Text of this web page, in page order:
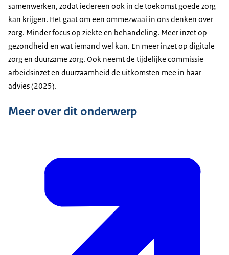
samenwerken, zodat iedereen ook in de toekomst goede zorg
kan krijgen. Het gaat om een ommezwaai in ons denken over
zorg. Minder focus op ziekte en behandeling. Meer inzet op
gezondheid en wat iemand wel kan. En meer inzet op digitale
zorg en duurzame zorg. Ook neemt de tijdelijke commissie
arbeidsinzet en duurzaamheid de uitkomsten mee in haar
advies (2025).
Meer over dit onderwerp